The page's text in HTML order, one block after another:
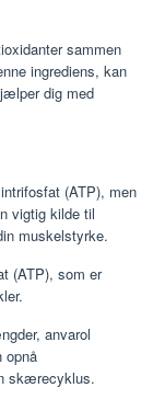
sammen
ingrediens, kan
dig med
(ATP), men
vigtig kilde til
muskelstyrke.
(ATP), som er
anvarol
opnå
skærecyklus.